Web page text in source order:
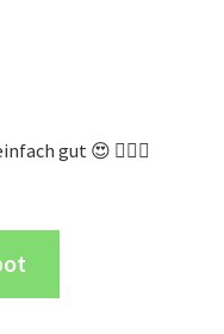
gut 😍 💁🏼‍♀️